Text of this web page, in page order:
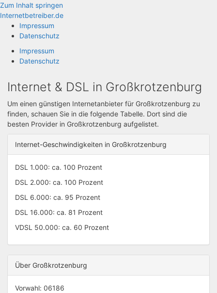
Zum Inhalt springen
Internetbetreiber.de
Impressum
Datenschutz
Impressum
Datenschutz
Internet & DSL in Großkrotzenburg
Um einen günstigen Internetanbieter für Großkrotzenburg zu
finden, schauen Sie in die folgende Tabelle. Dort sind die
besten Provider in Großkrotzenburg aufgelistet.
Internet-Geschwindigkeiten in Großkrotzenburg
DSL 1.000: ca. 100 Prozent
DSL 2.000: ca. 100 Prozent
DSL 6.000: ca. 95 Prozent
DSL 16.000: ca. 81 Prozent
VDSL 50.000: ca. 60 Prozent
Über Großkrotzenburg
Vorwahl: 06186